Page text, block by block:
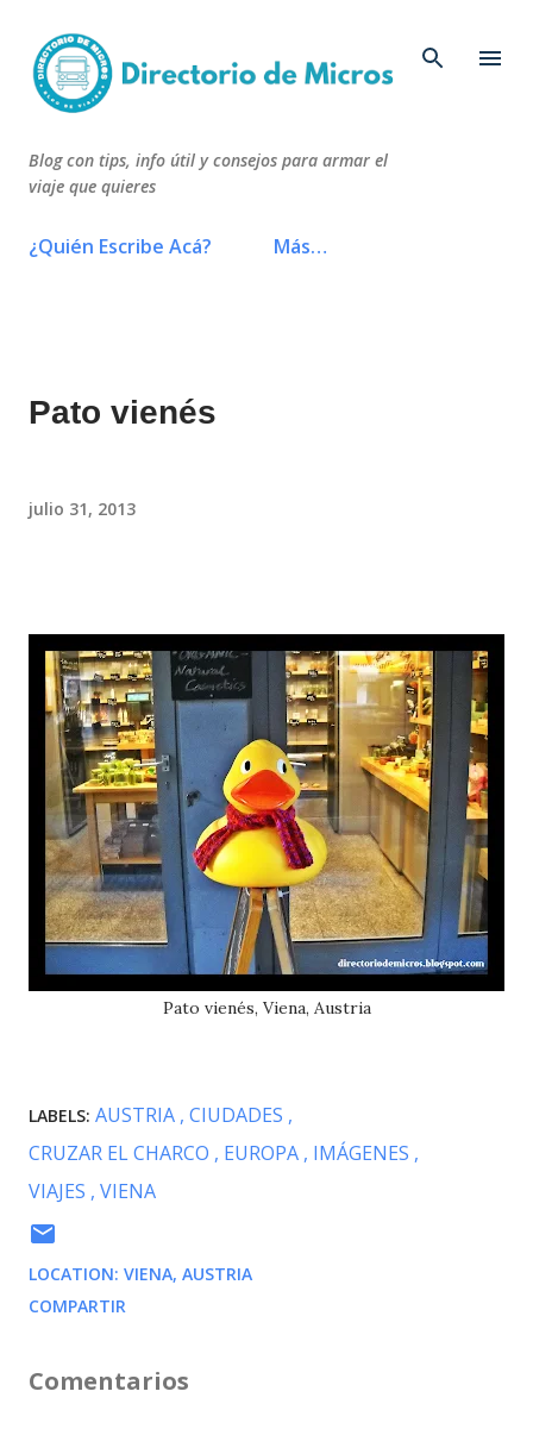
Blog con tips, info útil y consejos para armar el
viaje que quieres
¿Quién Escribe Acá? Más…
Pato vienés
julio 31, 2013
Pato vienés, Viena, Austria
LABELS: AUSTRIA CIUDADES
CRUZAR EL CHARCO
EUROPA IMÁGENES
VIAJES VIENA
LOCATION: VIENA, AUSTRIA
COMPARTIR
Comentarios